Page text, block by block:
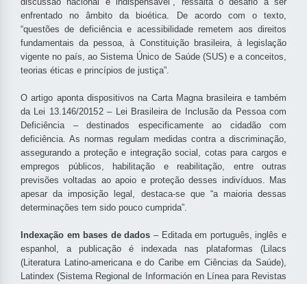
enfrentado no âmbito da bioética. De acordo com o texto,
“questões de deficiência e acessibilidade remetem aos direitos
fundamentais da pessoa, à Constituição brasileira, à legislação
vigente no país, ao Sistema Único de Saúde (SUS) e a conceitos,
teorias éticas e princípios de justiça”.
O artigo aponta dispositivos na Carta Magna brasileira e também
da Lei 13.146/2015 2 – Lei Brasileira de Inclusão da Pessoa com
Deficiência – destinados especificamente ao cidadão com
deficiência. As normas regulam medidas contra a discriminação,
assegurando a proteção e integração social, cotas para cargos e
empregos públicos, habilitação e reabilitação, entre outras
previsões voltadas ao apoio e proteção desses indivíduos. Mas
apesar da imposição legal, destaca-se que “a maioria dessas
determinações tem sido pouco cumprida”.
Indexação em bases de dados – Editada em português, inglês e
espanhol, a publicação é indexada nas plataformas (Lilacs
(Literatura Latino-americana e do Caribe em Ciências da Saúde),
Latindex (Sistema Regional de Información en Línea para Revistas